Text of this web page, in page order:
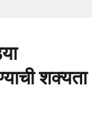
शक्यता